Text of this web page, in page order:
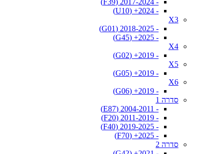
- 2017-2024 (F39)
- 2024+ (U10)
X3
- 2018-2025 (G01)
- 2025+ (G45)
X4
- 2019+ (G02)
X5
- 2019+ (G05)
X6
- 2019+ (G06)
סדרה 1
- 2004-2011 (E87)
- 2011-2019 (F20)
- 2019-2025 (F40)
- 2025+ (F70)
סדרה 2